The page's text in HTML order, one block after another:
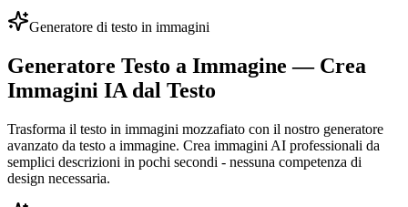
Generatore di testo in immagini
Generatore Testo a Immagine — Crea
Immagini IA dal Testo
Trasforma il testo in immagini mozzafiato con il nostro generatore
avanzato da testo a immagine. Crea immagini AI professionali da
semplici descrizioni in pochi secondi - nessuna competenza di
design necessaria.